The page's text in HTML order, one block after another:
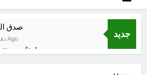
جديد
صدق
49 دقيقة Ago
أهلاً بربيع